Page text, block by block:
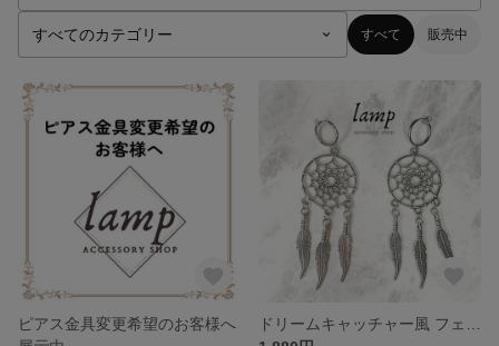
すべて 販売中
ピアス金具変更希望のお客様へ